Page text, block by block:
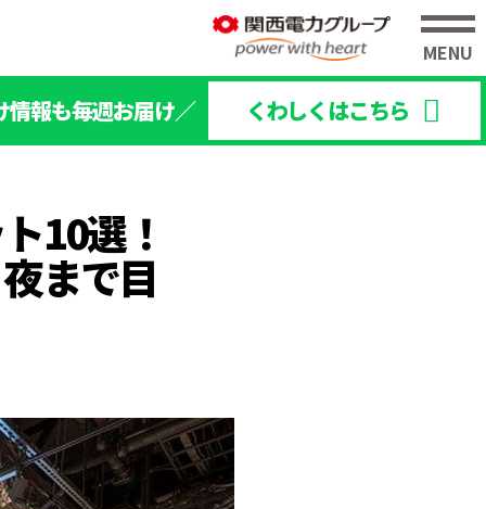
情報も毎週お届け／ くわしくはこちら
10選！
まで目